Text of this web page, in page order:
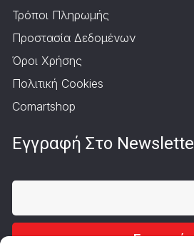
Τρόποι Πληρωμής
Προστασία Δεδομένων
Όροι Χρήσης
Πολιτική Cookies
Comartshop
Εγγραφή Στο
Εγγραφή